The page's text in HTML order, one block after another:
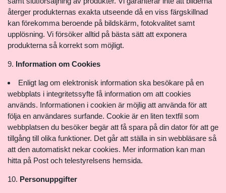
återger produkternas exakta utseende då en viss färgskillnad
kan förekomma beroende på bildskärm, fotokvalitet samt
upplösning. Vi försöker alltid på bästa sätt att exponera
produkterna så korrekt som möjligt.
Information om Cookies
Enligt lag om elektronisk information ska besökare på en
webbplats i integritetssyfte få information om att cookies
används. Informationen i cookien är möjlig att använda för att
följa en användares surfande. Cookie är en liten textfil som
webbplatsen du besöker begär att få spara på din dator för att ge
tillgång till olika funktioner. Det går att ställa in sin webbläsare så
att den automatiskt nekar cookies. Mer information kan man
hitta på Post och telestyrelsens hemsida.
Personuppgifter